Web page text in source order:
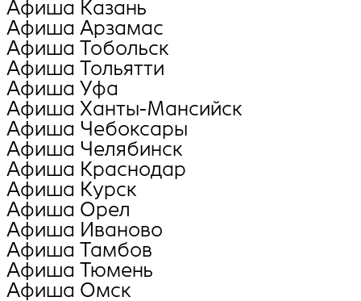
Афиша Казань
Афиша Арзамас
Афиша Тобольск
Афиша Тольятти
Афиша Уфа
Афиша Ханты-Мансийск
Афиша Чебоксары
Афиша Челябинск
Афиша Краснодар
Афиша Курск
Афиша Орел
Афиша Иваново
Афиша Тамбов
Афиша Тюмень
Афиша Омск